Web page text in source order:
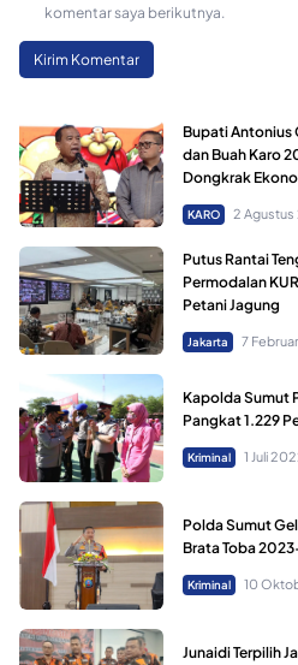
komentar saya berikutnya.
Bupati Antonius
dan Buah Karo
Dongkrak
KARO 2
Putus Rantai
Permodalan
Petani Jagung
Jakarta 7
Kapolda Sumut
Pangkat 1.229
Kriminal 1 Juli
Polda Sumut
Brata Toba
Kriminal 10
Junaidi Terpilih